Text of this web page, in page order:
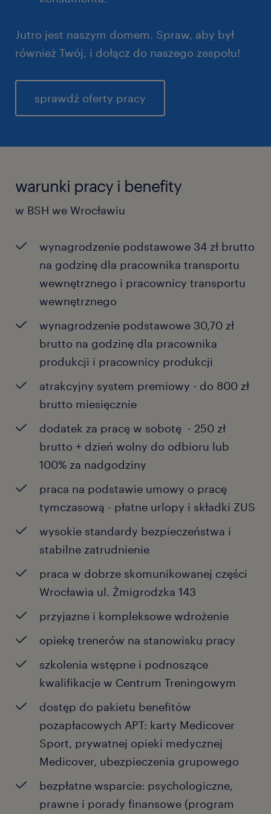
Jutro jest naszym domem. Spraw, aby był
również Twój, i dołącz do naszego zespołu!
sprawdź oferty pracy
warunki pracy i benefity
w BSH we Wrocławiu
wynagrodzenie podstawowe 34 zł brutto
na godzinę dla pracownika transportu
wewnętrznego i pracownicy transportu
wewnętrznego
wynagrodzenie podstawowe 30,70 zł
brutto na godzinę dla pracownika
produkcji i pracownicy produkcji
atrakcyjny system premiowy - do 800 zł
brutto miesięcznie
dodatek za pracę w sobotę - 250 zł
brutto + dzień wolny do odbioru lub
100% za nadgodziny
praca na podstawie umowy o pracę
tymczasową - płatne urlopy i składki ZUS
wysokie standardy bezpieczeństwa i
stabilne zatrudnienie
praca w dobrze skomunikowanej części
Wrocławia ul. Żmigrodzka 143
przyjazne i kompleksowe wdrożenie
opiekę trenerów na stanowisku pracy
szkolenia wstępne i podnoszące
kwalifikacje w Centrum Treningowym
dostęp do pakietu benefitów
pozapłacowych APT: karty Medicover
Sport, prywatnej opieki medycznej
Medicover, ubezpieczenia grupowego
bezpłatne wsparcie: psychologiczne,
prawne i porady finansowe (program